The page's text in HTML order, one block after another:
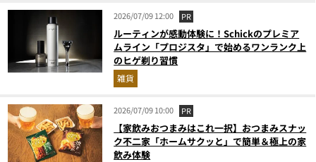
2026/07/09 12:00 PR
ルーティンが感動体験に！Schickのプレミア
ムライン「プロジスタ」で始めるワンランク上
のヒゲ剃り習慣
雑貨
2026/07/09 10:00 PR
【家飲みおつまみはこれ一択】おつまみスナッ
ク不二家「ホームサクッと」で簡単＆極上の家
飲み体験